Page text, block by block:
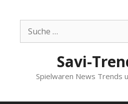
Inhalt
springen
nach:
Savi-
Spielwaren News Trends